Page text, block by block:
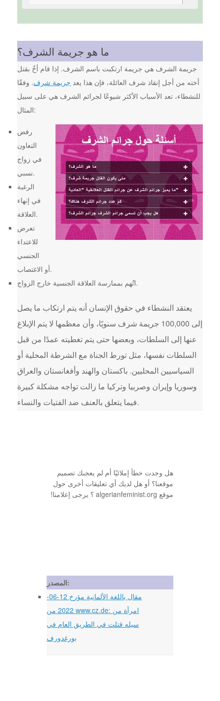
ما هو جريمة الشرف؟
جريمة الشرف هي جريمة ارتكبت باسم الشرف. إذا قام أخٌ بقتل
أخته من أجل إنقاذ شرف العائلة، فإن هذا يعد جريمة شرف. وفقًا
للنشطاء، تعد الأسباب الأكثر شيوعًا لجرائم الشرف هي على سبيل
المثال:
رفض
التعاون
في زواج
نسبي.
الرغبة
في إنهاء
العلاقة.
تعرض
للاعتداء
الجنسي
أو الاغتصاب.
اتُهم بممارسة العلاقة الجنسية خارج الزواج.
يعتقد النشطاء في حقوق الإنسان أنه يتم ارتكاب ما يصل
إلى 100,000 جريمة شرف سنويًا، وأن معظمها لا يتم الإبلاغ
عنها إلى السلطات، وبعضها حتى يتم تغطيته عمدًا من قبل
السلطات نفسها، مثل تورط الجناة مع الشرطة المحلية أو
السياسيين المحليين. باكستان والهند وأفغانستان والعراق
وسوريا وإيران وصربيا وتركيا ما زالت تواجه مشكلة كبيرة
فيما يتعلق بالعنف ضد الفتيات والنساء.
هل وجدت خطأ إملائيًا أم لم يعجبك تصميم
موقعنا؟ أو هل لديك أي تعليقات أخرى حول
موقع algerianfeminist.org ؟ يرجى إعلامنا!
المصدر:
مقال باللغة الألمانية مؤرخ 12-06-
2022 من www.cz.de: امرأة من
سيله قتلت في الطريق العام في
بورغدورف